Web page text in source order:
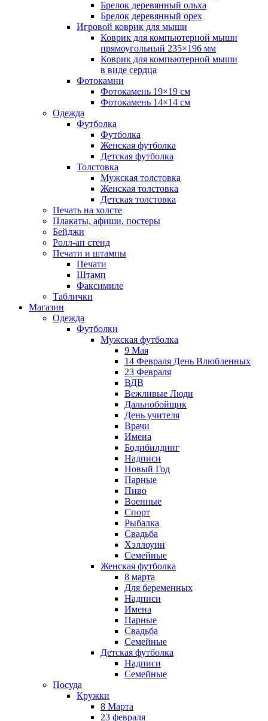
Брелок деревянный ольха
Брелок деревянный орех
Игровой коврик для мыши
Коврик для компьютерной мыши
прямоугольный 235×196 мм
Коврик для компьютерной мыши
в виде сердца
Фотокамни
Фотокамень 19×19 см
Фотокамень 14×14 см
Одежда
Футболка
Футболка
Женская футболка
Детская футболка
Толстовка
Мужская толстовка
Женская толстовка
Детская толстовка
Печать на холсте
Плакаты, афиши, постеры
Бейджи
Ролл-ап стенд
Печати и штампы
Печати
Штамп
Факсимиле
Таблички
Магазин
Одежда
Футболки
Мужская футболка
9 Мая
14 Февраля День Влюбленных
23 Февраля
ВДВ
Вежливые Люди
Дальнобойщик
День учителя
Врачи
Имена
Бодибилдинг
Надписи
Новый Год
Парные
Пиво
Военные
Спорт
Рыбалка
Свадьба
Хэллоуин
Семейные
Женская футболка
8 марта
Для беременных
Надписи
Имена
Парные
Свадьба
Семейные
Детская футболка
Надписи
Семейные
Посуда
Кружки
8 Марта
23 февраля